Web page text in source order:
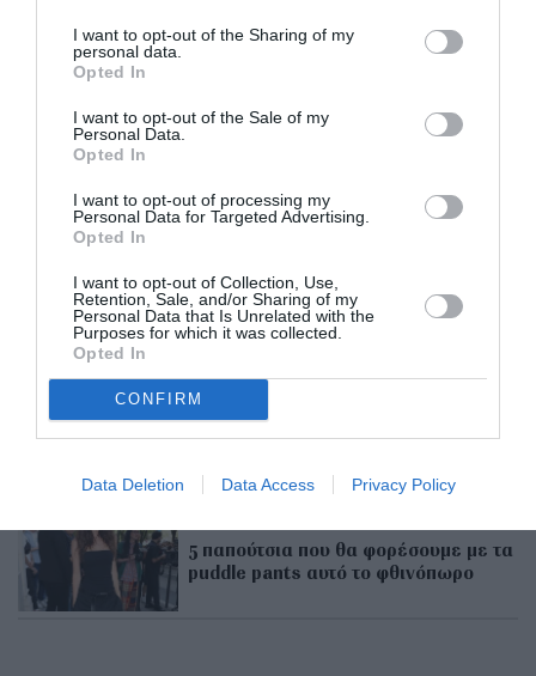
I want to opt-out of the Sharing of my
personal data.
Opted In
I want to opt-out of the Sale of my
Personal Data.
Opted In
I want to opt-out of processing my
Personal Data for Targeted Advertising.
Opted In
I want to opt-out of Collection, Use,
Retention, Sale, and/or Sharing of my
Personal Data that Is Unrelated with the
Purposes for which it was collected.
Opted In
CONFIRM
Data Deletion Data Access Privacy Policy
ADVERTISEMENT - CONTINUE READING BELOW
5 παπούτσια που θα φορέσουμε με τα
puddle pants αυτό το φθινόπωρο